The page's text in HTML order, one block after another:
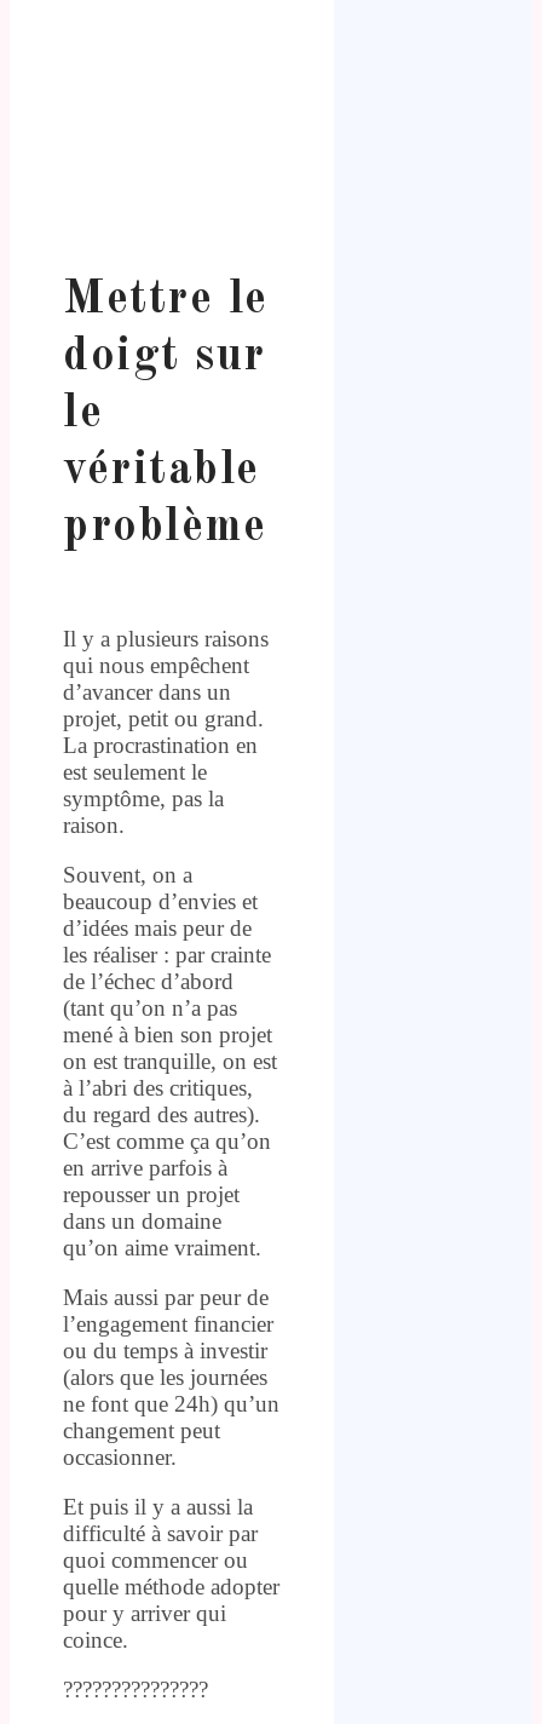
Mettre le
doigt sur
le
véritable
problème
Il y a plusieurs raisons
qui nous empêchent
d’avancer dans un
projet, petit ou grand.
La procrastination en
est seulement le
symptôme, pas la
raison.
Souvent, on a
beaucoup d’envies et
d’idées mais peur de
les réaliser : par crainte
de l’échec d’abord
(tant qu’on n’a pas
mené à bien son projet
on est tranquille, on est
à l’abri des critiques,
du regard des autres).
C’est comme ça qu’on
en arrive parfois à
repousser un projet
dans un domaine
qu’on aime vraiment.
Mais aussi par peur de
l’engagement financier
ou du temps à investir
(alors que les journées
ne font que 24h) qu’un
changement peut
occasionner.
Et puis il y a aussi la
difficulté à savoir par
quoi commencer ou
quelle méthode adopter
pour y arriver qui
coince.
???????????????